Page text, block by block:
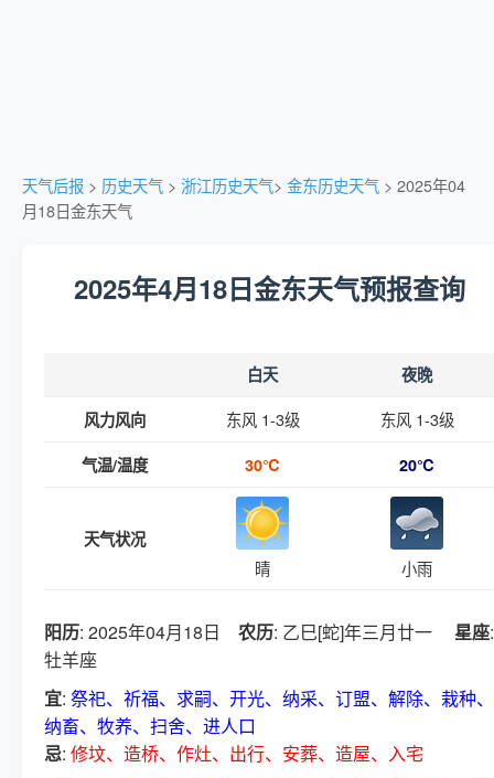
天气后报 > 历史天气 > 浙江历史天气> 金东历史天气 > 2025年04
月18日金东天气
2025年4月18日金东天气预报查询
白天 夜晚
风力风向 东风 1-3级 东风 1-3级
气温/温度 30℃ 20℃
天气状况
晴 小雨
阳历: 2025年04月18日 农历: 乙巳[蛇]年三月廿一 星座:
牡羊座
宜: 祭祀、祈福、求嗣、开光、纳采、订盟、解除、栽种、
纳畜、牧养、扫舍、进人口
忌: 修坟、造桥、作灶、出行、安葬、造屋、入宅